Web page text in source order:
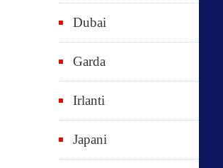
Dubai
Garda
Irlanti
Japani